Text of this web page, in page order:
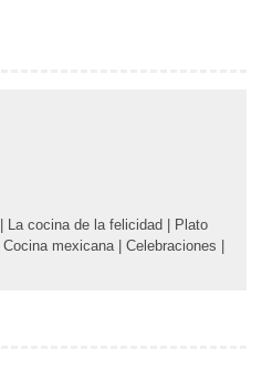
| La cocina de la felicidad | Plato
Cocina mexicana | Celebraciones |